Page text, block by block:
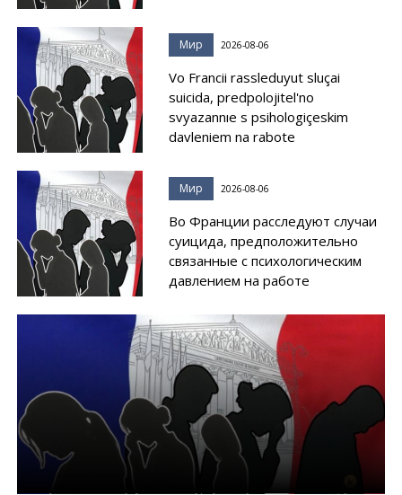
Мир 2026-08-06
Vo Francii rassleduyut sluçai
suicida, predpolojitel'no
svyazannıe s psihologiçeskim
davleniem na rabote
Мир 2026-08-06
Во Франции расследуют случаи
суицида, предположительно
связанные с психологическим
давлением на работе